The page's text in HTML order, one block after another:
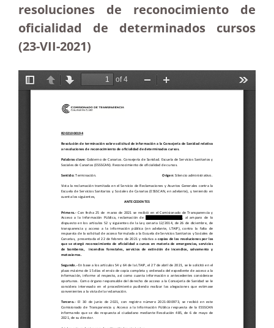
resoluciones de reconocimiento de
oficialidad de determinados cursos
(23-VII-2021)